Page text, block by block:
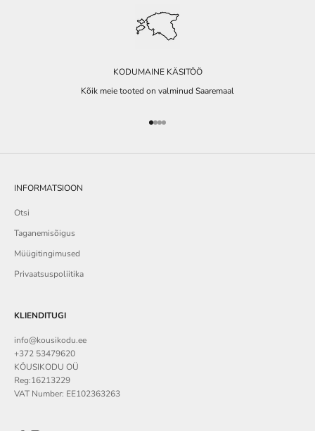
KODUMAINE KÄSITÖÖ
Kõik meie tooted on valminud Saaremaal
Go to item 1
Go to item 2
Go to item 3
Go to item 4
INFORMATSIOON
Otsi
Taganemisõigus
Müügitingimused
Privaatsuspoliitika
KLIENDITUGI
info@kousikodu.ee
+372 53479620
KÖUSIKODU OÜ
Reg:16213229
VAT Number: EE102363263